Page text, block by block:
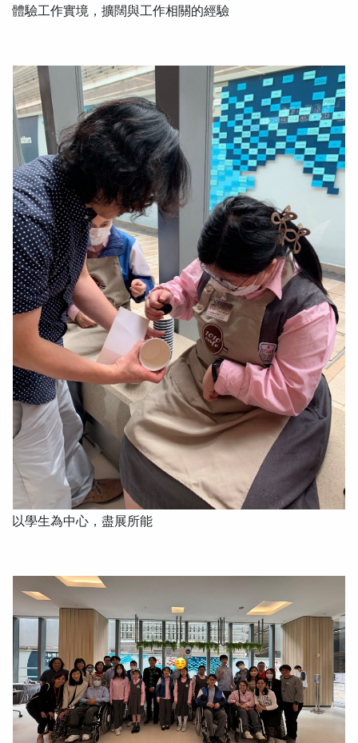
體驗工作實境，擴闊與工作相關的經驗
以學生為中心，盡展所能